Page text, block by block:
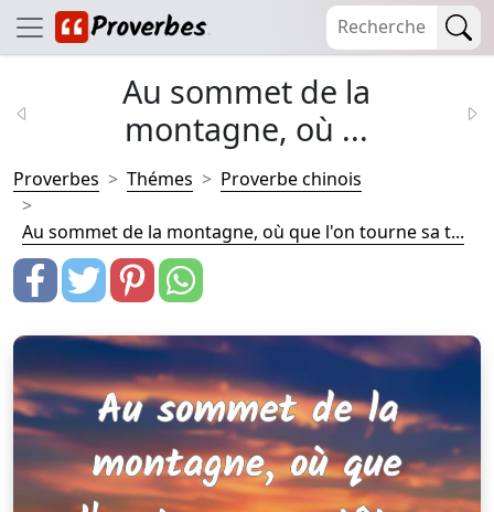
Au sommet de la
montagne, où ...
Proverbes Thémes Proverbe chinois
Au sommet de la montagne, où que l'on tourne sa t...